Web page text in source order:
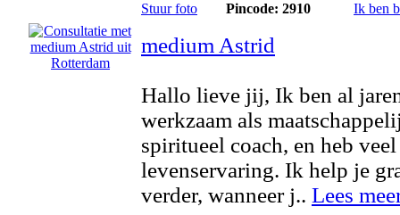
Stuur foto Pincode: 2910 Ik ben
medium Astrid
Hallo lieve jij, Ik ben al
werkzaam als
spiritueel coach, en heb veel
levenservaring. Ik help je
verder, wanneer j.. Lees